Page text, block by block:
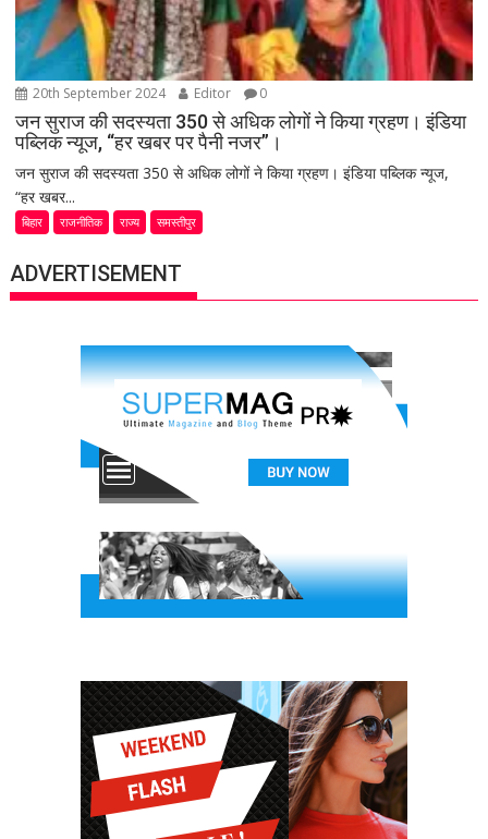
20th September 2024 Editor 0
जन सुराज की सदस्यता 350 से अधिक लोगों ने किया ग्रहण। इंडिया
पब्लिक न्यूज, “हर खबर पर पैनी नजर”।
जन सुराज की सदस्यता 350 से अधिक लोगों ने किया ग्रहण। इंडिया पब्लिक न्यूज,
“हर खबर...
बिहार राजनीतिक राज्य समस्तीपुर
ADVERTISEMENT